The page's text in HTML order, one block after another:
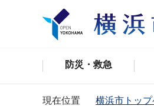
防災・救急
現在位置 横浜市トップ